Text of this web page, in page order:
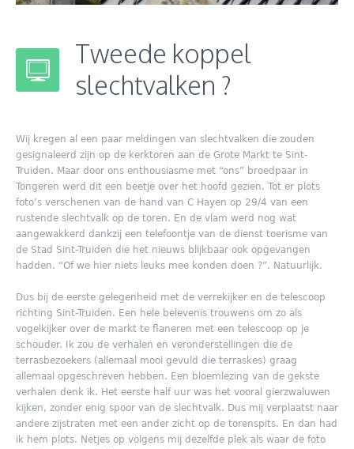
Tweede koppel
slechtvalken ?
Wij kregen al een paar meldingen van slechtvalken die zouden
gesignaleerd zijn op de kerktoren aan de Grote Markt te Sint-
Truiden. Maar door ons enthousiasme met “ons” broedpaar in
Tongeren werd dit een beetje over het hoofd gezien. Tot er plots
foto’s verschenen van de hand van C Hayen op 29/4 van een
rustende slechtvalk op de toren. En de vlam werd nog wat
aangewakkerd dankzij een telefoontje van de dienst toerisme van
de Stad Sint-Truiden die het nieuws blijkbaar ook opgevangen
hadden. “Of we hier niets leuks mee konden doen ?”. Natuurlijk.
Dus bij de eerste gelegenheid met de verrekijker en de telescoop
richting Sint-Truiden. Een hele belevenis trouwens om zo als
vogelkijker over de markt te flaneren met een telescoop op je
schouder. Ik zou de verhalen en veronderstellingen die de
terrasbezoekers (allemaal mooi gevuld die terraskes) graag
allemaal opgeschreven hebben. Een bloemlezing van de gekste
verhalen denk ik. Het eerste half uur was het vooral gierzwaluwen
kijken, zonder enig spoor van de slechtvalk. Dus mij verplaatst naar
andere zijstraten met een ander zicht op de torenspits. En dan had
ik hem plots. Netjes op volgens mij dezelfde plek als waar de foto